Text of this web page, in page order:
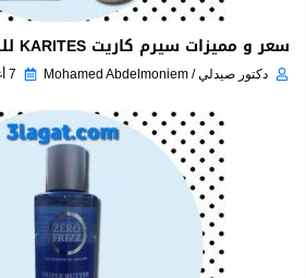
سعر و مميزات سيرم كاريت KARITES للشعر المقصف
دكتور صيدلي / Mohamed Abdelmoniem 7 أغسطس، 2021